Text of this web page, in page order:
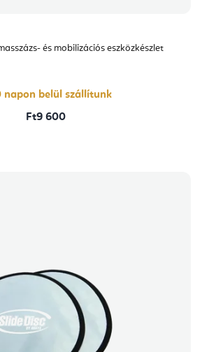
és mobilizációs eszközkészlet
napon belül szállítunk
Ft9 600